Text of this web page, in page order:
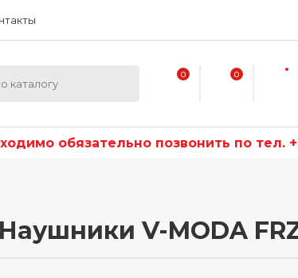
0 0
обязательно позвонить по тел.
Наушники V-MODA